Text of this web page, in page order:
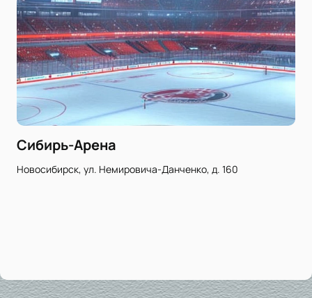
Сибирь-Арена
Новосибирск, ул. Немировича-Данченко, д. 160